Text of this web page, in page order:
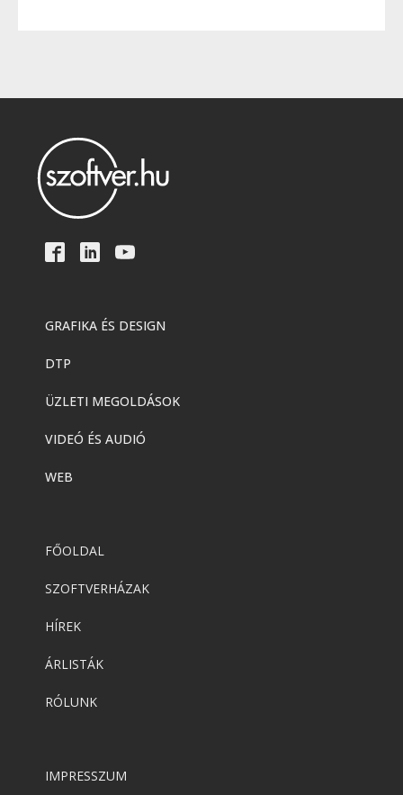
GRAFIKA ÉS DESIGN
DTP
ÜZLETI MEGOLDÁSOK
VIDEÓ ÉS AUDIÓ
WEB
FŐOLDAL
SZOFTVERHÁZAK
HÍREK
ÁRLISTÁK
RÓLUNK
IMPRESSZUM